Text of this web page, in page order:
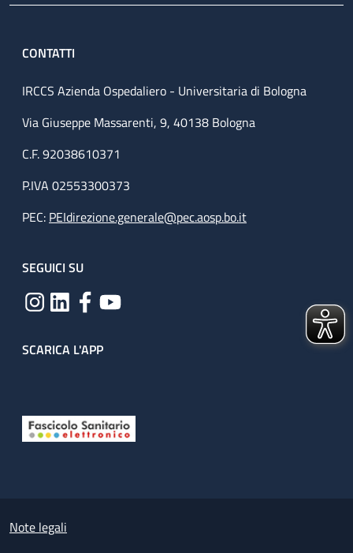
CONTATTI
IRCCS Azienda Ospedaliero - Universitaria di Bologna
Via Giuseppe Massarenti, 9, 40138 Bologna
C.F. 92038610371
P.IVA 02553300373
PEC: PEIdirezione.generale@pec.aosp.bo.it
SEGUICI SU
SCARICA L'APP
Small prints
Note legali